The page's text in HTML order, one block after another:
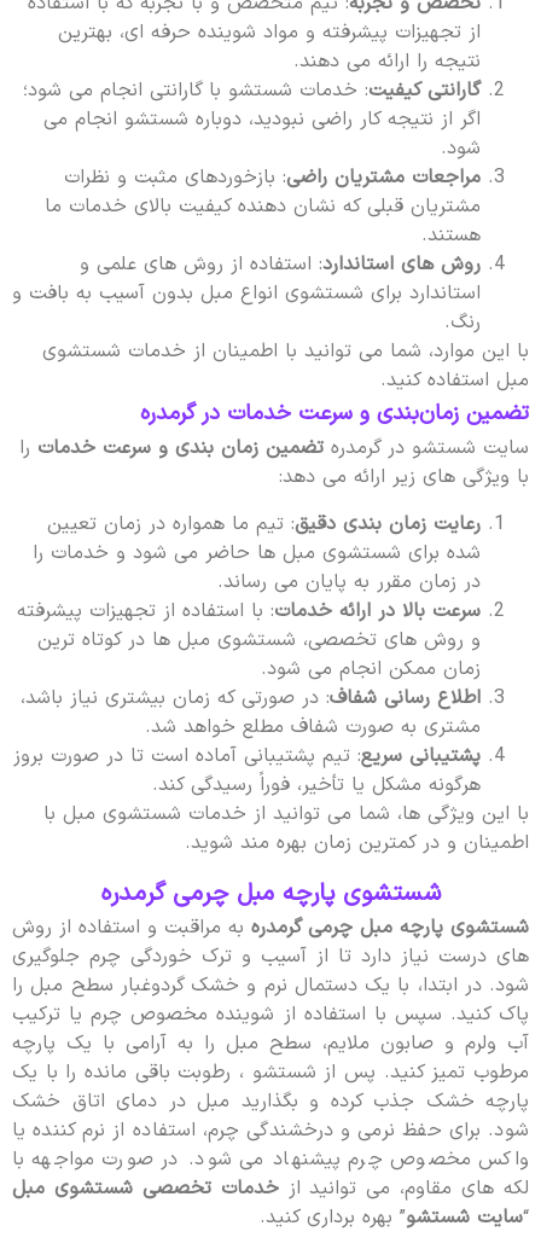
از تجهیزات پیشرفته و مواد شوینده حرفه ای، بهترین
نتیجه را ارائه می دهند.
گارانتی کیفیت: خدمات شستشو با گارانتی انجام می شود؛
اگر از نتیجه کار راضی نبودید، دوباره شستشو انجام می
شود.
مراجعات مشتریان راضی: بازخوردهای مثبت و نظرات
مشتریان قبلی که نشان دهنده کیفیت بالای خدمات ما
هستند.
روش های استاندارد: استفاده از روش های علمی و
استاندارد برای شستشوی انواع مبل بدون آسیب به بافت و
رنگ.
با این موارد، شما می توانید با اطمینان از خدمات شستشوی
مبل استفاده کنید.
تضمین زمان‌بندی و سرعت خدمات در گرمدره
سایت شستشو در گرمدره تضمین زمان بندی و سرعت خدماترا
با ویژگی های زیر ارائه می دهد:
رعایت زمان بندی دقیق: تیم ما همواره در زمان تعیین
شده برای شستشوی مبل ها حاضر می شود و خدمات را
در زمان مقرر به پایان می رساند.
سرعت بالا در ارائه خدمات: با استفاده از تجهیزات پیشرفته
و روش های تخصصی، شستشوی مبل ها در کوتاه ترین
زمان ممکن انجام می شود.
اطلاع رسانی شفاف: در صورتی که زمان بیشتری نیاز باشد،
مشتری به صورت شفاف مطلع خواهد شد.
پشتیبانی سریع: تیم پشتیبانی آماده است تا در صورت بروز
هرگونه مشکل یا تأخیر، فوراً رسیدگی کند.
با این ویژگی ها، شما می توانید از خدمات شستشوی مبل با
اطمینان و در کمترین زمان بهره مند شوید.
شستشوی پارچه مبل چرمی گرمدره
شستشوی پارچه مبل چرمی گرمدره به مراقبت و استفاده از روش
های درست نیاز دارد تا از آسیب و ترک خوردگی چرم جلوگیری
شود. در ابتدا، با یک دستمال نرم و خشک گردوغبار سطح مبل را
پاک کنید. سپس با استفاده از شوینده مخصوص چرم یا ترکیب
آب ولرم و صابون ملایم، سطح مبل را به آرامی با یک پارچه
مرطوب تمیز کنید. پس از شستشو ، رطوبت باقی مانده را با یک
پارچه خشک جذب کرده و بگذارید مبل در دمای اتاق خشک
شود. برای حفظ نرمی و درخشندگی چرم، استفاده از نرم کننده یا
واکس مخصوص چرم پیشنهاد می شود. در صورت مواجهه با
لکه های مقاوم، می توانید از خدمات تخصصی شستشوی مبل
سایت شستشو” بهره برداری کنید.